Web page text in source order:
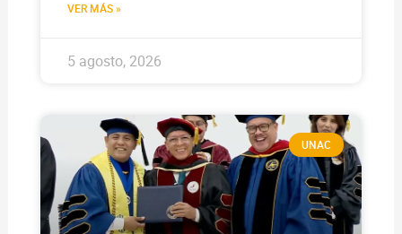
VER MÁS »
5 agosto, 2026
UNAC